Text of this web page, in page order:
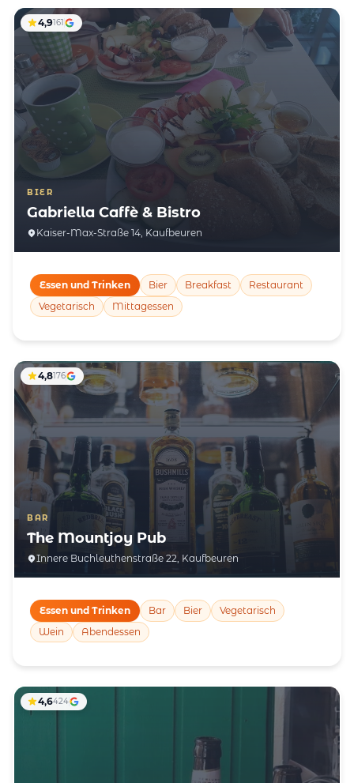
BIER
Gabriella Caffè & Bistro
Kaiser-Max-Straße 14, Kaufbeuren
4,9161
Essen und Trinken Bier Breakfast
Restaurant
Vegetarisch
Mittagessen
BAR
The Mountjoy Pub
Innere Buchleuthenstraße 22, Kaufbeuren
4,8176
Essen und Trinken Bar Bier
Vegetarisch
Wein
Abendessen
4,6424